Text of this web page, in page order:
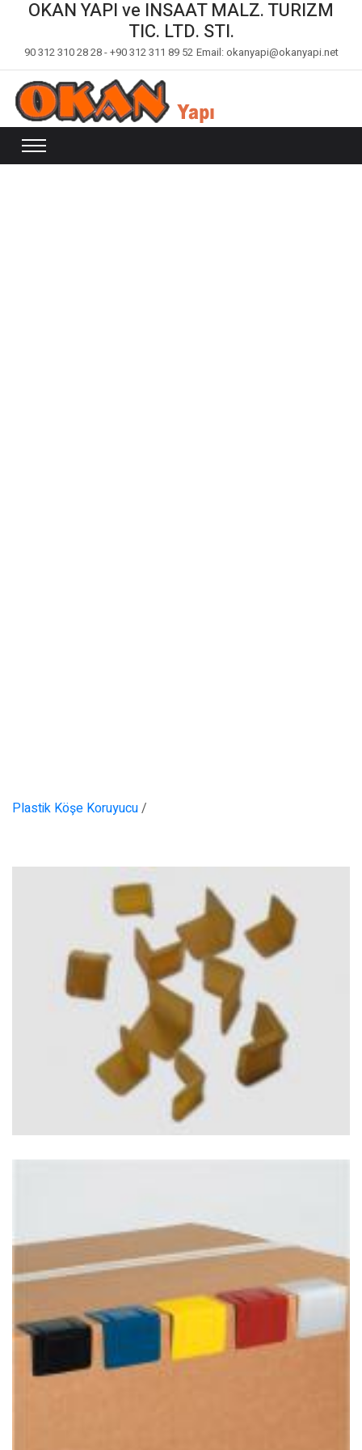
OKAN YAPI ve INSAAT MALZ. TURIZM
TIC. LTD. STI.
90 312 310 28 28 - +90 312 311 89 52 Email: okanyapi@okanyapi.net
Plastik Köşe Koruyucu/